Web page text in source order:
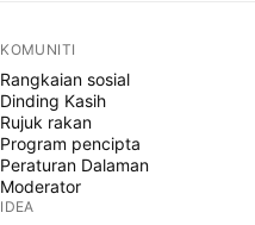
KOMUNITI
Rangkaian sosial
Dinding Kasih
Rujuk rakan
Program pencipta
Peraturan Dalaman
Moderator
IDEA